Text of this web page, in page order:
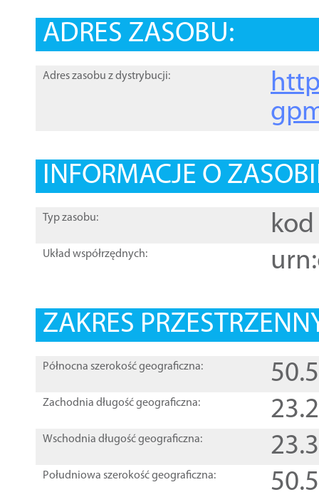
ADRES ZASOBU:
Adres zasobu z dystrybucji:
INFORMACJE O
Typ zasobu: kod
Układ współrzędnych:
ZAKRES
Północna szerokość geograficzna:
Zachodnia długość geograficzna:
Wschodnia długość geograficzna:
Południowa szerokość geograficzna: